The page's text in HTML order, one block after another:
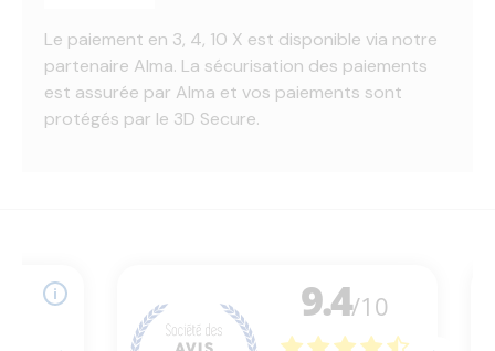
Le paiement en 3, 4, 10 X est disponible via notre
partenaire Alma. La sécurisation des paiements
est assurée par Alma et vos paiements sont
protégés par le 3D Secure.